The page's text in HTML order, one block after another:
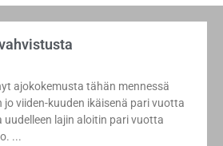
ajokokemusta tähän mennessä
jo viiden-kuuden ikäisenä pari vuotta
lajin aloitin pari vuotta